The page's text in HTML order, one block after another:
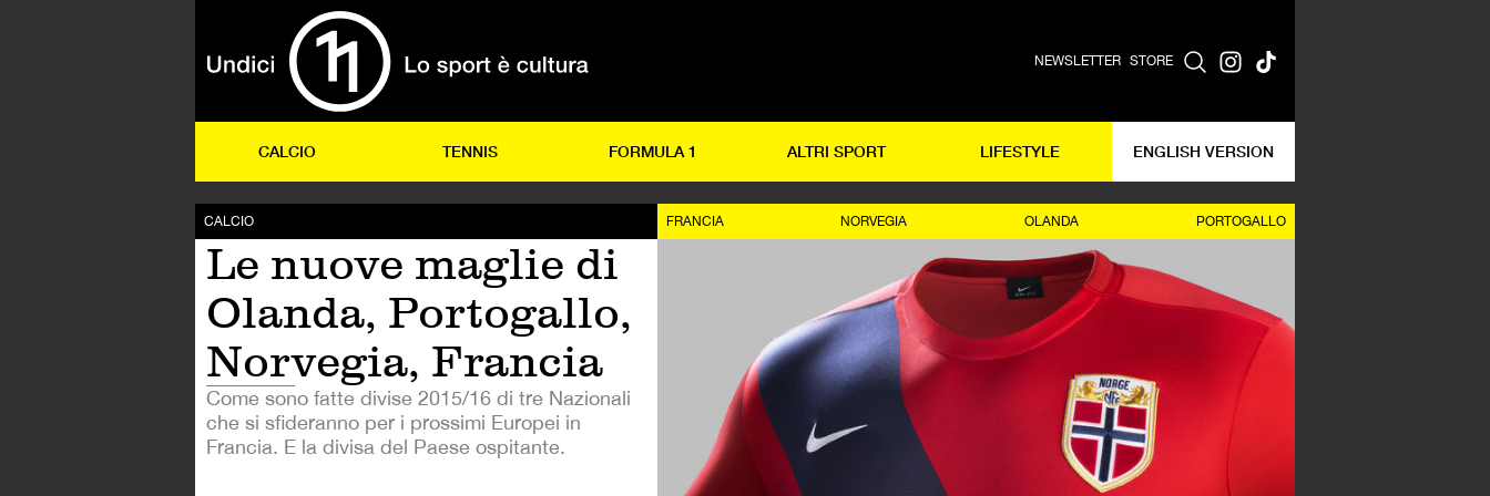
NEWSLETTER STORE
CALCIO TENNIS FORMULA 1 ALTRI SPORT LIFESTYLE ENGLISH VERSION
CALCIO
Le nuove maglie di
Olanda, Portogallo,
Norvegia, Francia
Come sono fatte divise 2015/16 di tre Nazionali
che si sfideranno per i prossimi Europei in
Francia. E la divisa del Paese ospitante.
FRANCIA NORVEGIA OLANDA PORTOGALLO